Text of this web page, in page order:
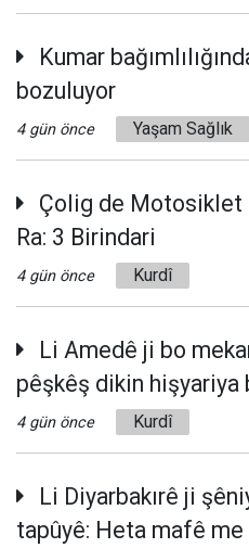
Kumar
bozuluyor
4 gün önce Yaşam Sağlık
Çolig de Motosiklet
Ra: 3 Birindari
4 gün önce Kurdî
Li Amedê ji bo
pêşkêş dikin hişyariya
4 gün önce Kurdî
Li Diyarbakırê ji
tapûyê: Heta mafê